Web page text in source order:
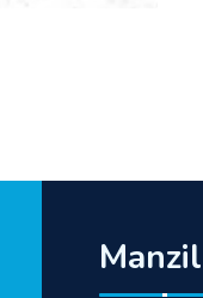
Manzil